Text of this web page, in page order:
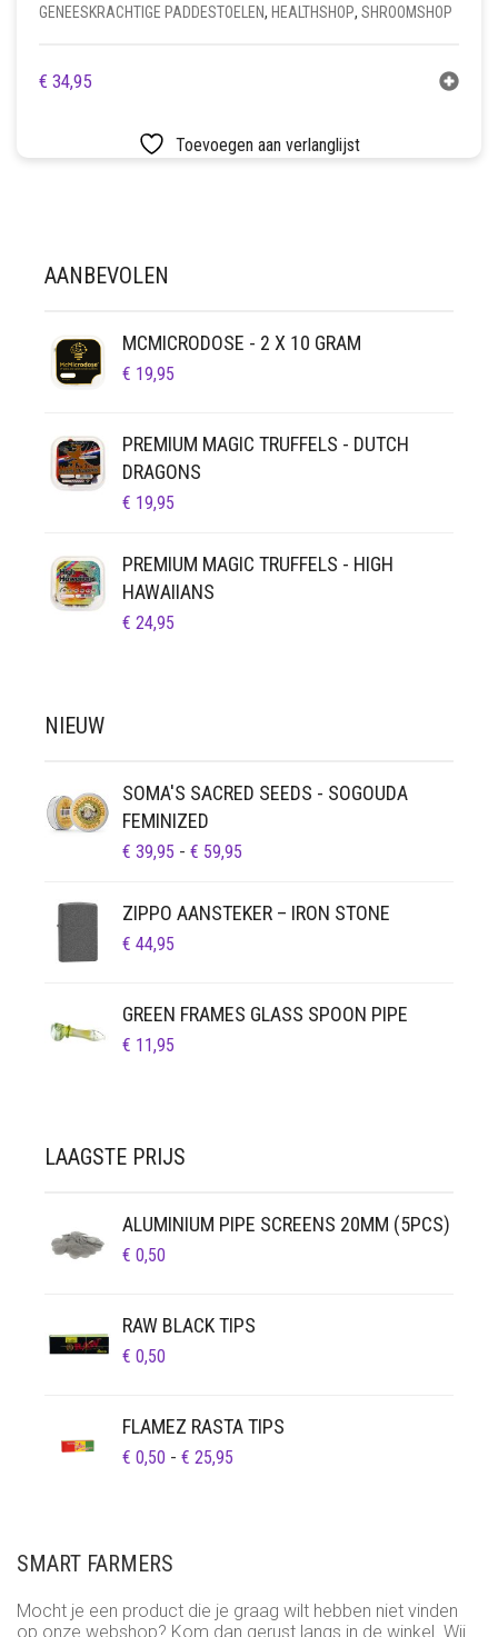
GENEESKRACHTIGE PADDESTOELEN, HEALTHSHOP, SHROOMSHOP
€ 34,95
Toevoegen aan verlanglijst
AANBEVOLEN
MCMICRODOSE - 2 X 10 GRAM
€ 19,95
PREMIUM MAGIC TRUFFELS - DUTCH
DRAGONS
€ 19,95
PREMIUM MAGIC TRUFFELS - HIGH
HAWAIIANS
€ 24,95
NIEUW
SOMA'S SACRED SEEDS - SOGOUDA
FEMINIZED
€ 39,95 - € 59,95
€ 59,95
ZIPPO AANSTEKER – IRON STONE
€ 44,95
GREEN FRAMES GLASS SPOON PIPE
€ 11,95
LAAGSTE PRIJS
ALUMINIUM PIPE SCREENS 20MM (5PCS)
€ 0,50
RAW BLACK TIPS
€ 0,50
FLAMEZ RASTA TIPS
€ 0,50 - € 25,95
SMART FARMERS
Mocht je een product die je graag wilt hebben niet vinden
op onze webshop? Kom dan gerust langs in de winkel. Wij